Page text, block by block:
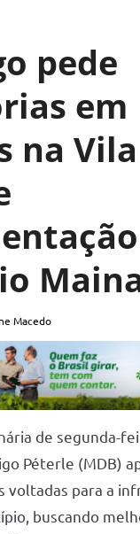
pede
em
na
Macedo
de segunda-
Péterle (MDB)
voltadas para a
buscando